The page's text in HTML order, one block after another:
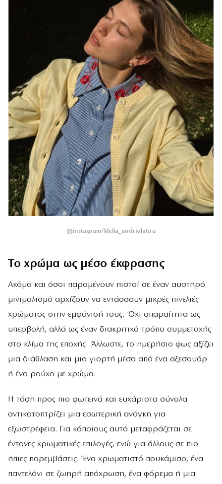
instagram/klelia_andriolatou
Το χρώμα ως μέσο έκφρασης
Ακόμα και όσοι παραμένουν πιστοί σε έναν αυστηρό
μινιμαλισμό αρχίζουν να εντάσσουν μικρές πινελιές
χρώματος στην εμφάνισή τους. Όχι απαραίτητα ως
υπερβολή, αλλά ως έναν διακριτικό τρόπο συμμετοχής
στο κλίμα της εποχής. Άλλωστε, το ημερήσιο φως αξίζει
μια διάθλαση και μια γιορτή μέσα από ένα αξεσουάρ
ή ένα ρούχο με χρώμα.
Η τάση προς πιο φωτεινά και ευχάριστα σύνολα
αντικατοπτρίζει μια εσωτερική ανάγκη για
εξωστρέφεια. Για κάποιους αυτό μεταφράζεται σε
έντονες χρωματικές επιλογές, ενώ για άλλους σε πιο
ήπιες παρεμβάσεις. Ένα χρωματιστό πουκάμισο, ένα
παντελόνι σε ζωηρή απόχρωση, ένα φόρεμα ή μια